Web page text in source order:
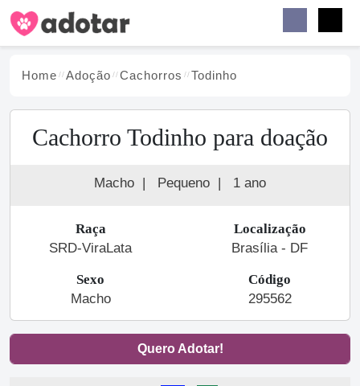
Home Adoção Cachorros Todinho
Cachorro Todinho para doação
Macho | Pequeno | 1 ano
Raça
SRD-ViraLata
Localização
Brasília - DF
Sexo
Macho
Código
295562
Quero Adotar!